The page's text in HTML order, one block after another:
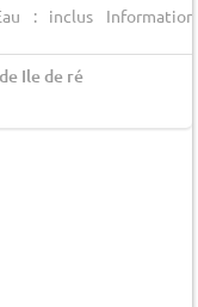
: inclus
Ile de ré